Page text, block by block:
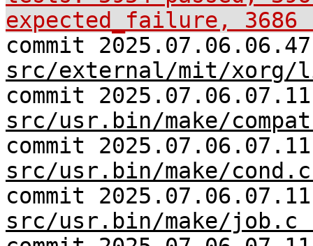
expected_failure,
commit
src/external/mit/xorg/
commit
src/usr.bin/make/
commit
src/usr.bin/make/
commit
src/usr.bin/make/job.c